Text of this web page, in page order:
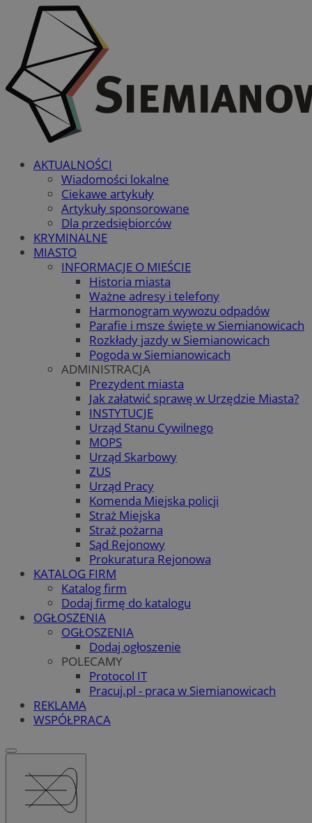
AKTUALNOŚCI
Wiadomości lokalne
Ciekawe artykuły
Artykuły sponsorowane
Dla przedsiębiorców
KRYMINALNE
MIASTO
INFORMACJE O MIEŚCIE
Historia miasta
Ważne adresy i telefony
Harmonogram wywozu odpadów
Parafie i msze święte w Siemianowicach
Rozkłady jazdy w Siemianowicach
Pogoda w Siemianowicach
ADMINISTRACJA
Prezydent miasta
Jak załatwić sprawę w Urzędzie Miasta?
INSTYTUCJE
Urząd Stanu Cywilnego
MOPS
Urząd Skarbowy
ZUS
Urząd Pracy
Komenda Miejska policji
Straż Miejska
Straż pożarna
Sąd Rejonowy
Prokuratura Rejonowa
KATALOG FIRM
Katalog firm
Dodaj firmę do katalogu
OGŁOSZENIA
OGŁOSZENIA
Dodaj ogłoszenie
POLECAMY
Protocol IT
Pracuj.pl - praca w Siemianowicach
REKLAMA
WSPÓŁPRACA